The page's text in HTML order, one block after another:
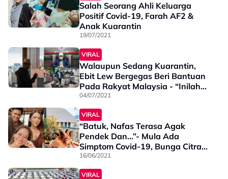
Salah Seorang Ahli Keluarga
Positif Covid-19, Farah AF2 &
Anak Kuarantin
19/07/2021
VIRAL
Walaupun Sedang Kuarantin,
Ebit Lew Bergegas Beri Bantuan
Pada Rakyat Malaysia - “Inilah
Wakil Rakyat Sebenar”
04/07/2021
VIRAL
“Batuk, Nafas Terasa Agak
Pendek Dan…”- Mula Ada
Simptom Covid-19, Bunga Citra
Lestari Bermeditasi & Berjemur
16/06/2021
VIRAL